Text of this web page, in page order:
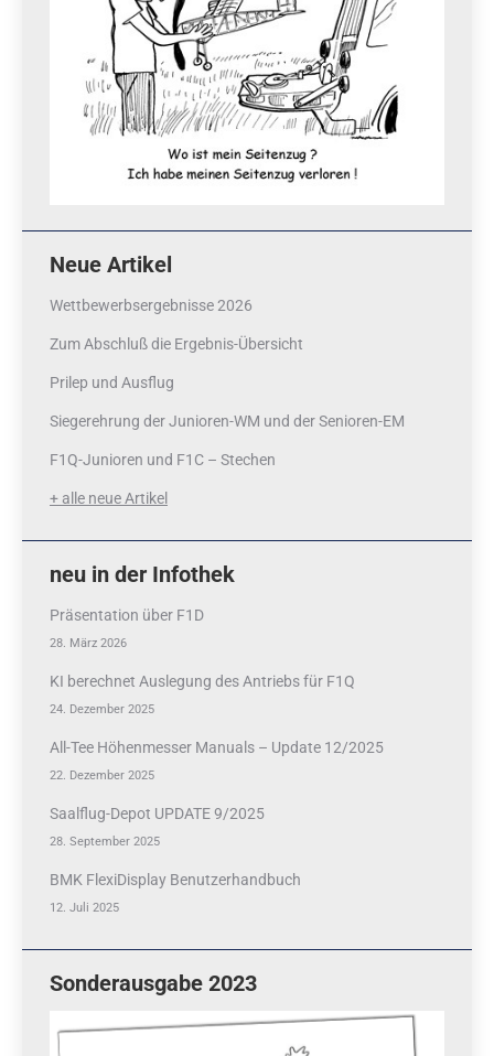
Neue Artikel
Wettbewerbsergebnisse 2026
Zum Abschluß die Ergebnis-Übersicht
Prilep und Ausflug
Siegerehrung der Junioren-WM und der Senioren-EM
F1Q-Junioren und F1C – Stechen
+ alle neue Artikel
neu in der Infothek
Präsentation über F1D
28. März 2026
KI berechnet Auslegung des Antriebs für F1Q
24. Dezember 2025
All-Tee Höhenmesser Manuals – Update 12/2025
22. Dezember 2025
Saalflug-Depot UPDATE 9/2025
28. September 2025
BMK FlexiDisplay Benutzerhandbuch
12. Juli 2025
Sonderausgabe 2023